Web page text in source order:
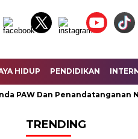
HIDUP PENDIDIKAN
Dan Penandatanganan Nota
TRENDING